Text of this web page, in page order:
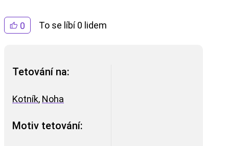
0 To se líbí 0 lidem
Tetování na:
Kotník, Noha
Motiv tetování: